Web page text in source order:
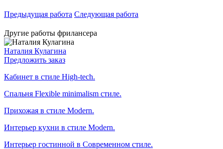
Предыдущая работа Следующая работа
Другие работы фрилансера
Наталия Кулагина
Предложить заказ
Кабинет в стиле High-tech.
Спальня Flexible minimalism стиле.
Прихожая в стиле Modern.
Интерьер кухни в стиле Modern.
Интерьер гостинной в Современном стиле.